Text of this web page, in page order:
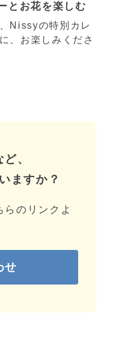
とお花を楽しむ
Nissyの特別カレ
、お楽しみくださ
、
ますか？
らのリンクよ
せ